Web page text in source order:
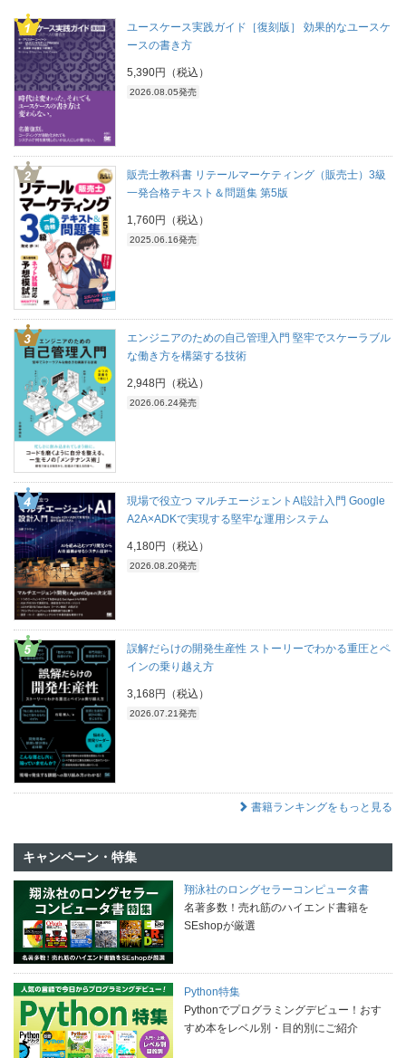
ユースケース実践ガイド［復刻版］ 効果的なユースケ
ースの書き方
5,390円（税込）
2026.08.05発売
販売士教科書 リテールマーケティング（販売士）3級
一発合格テキスト＆問題集 第5版
1,760円（税込）
2025.06.16発売
エンジニアのための自己管理入門 堅牢でスケーラブル
な働き方を構築する技術
2,948円（税込）
2026.06.24発売
現場で役立つ マルチエージェントAI設計入門 Google
A2A×ADKで実現する堅牢な運用システム
4,180円（税込）
2026.08.20発売
誤解だらけの開発生産性 ストーリーでわかる重圧とペ
インの乗り越え方
3,168円（税込）
2026.07.21発売
書籍ランキングをもっと見る
キャンペーン・特集
翔泳社のロングセラーコンピュータ書
名著多数！売れ筋のハイエンド書籍を
SEshopが厳選
Python特集
Pythonでプログラミングデビュー！おす
すめ本をレベル別・目的別にご紹介